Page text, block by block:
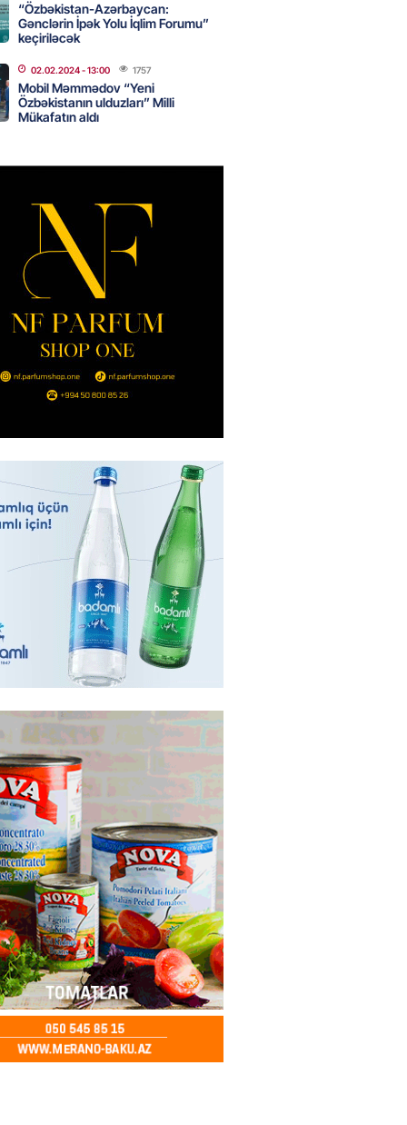
İNSİDENT: mollanı
olundu
- 15:30
musiqi terapevti
unudulmaz sənət gecəsinə
– FOTO
- 15:00
Hacıyev: Azərbaycan ərazisini
qarşı istifadəyə imkan
- 14:45 86
mənzil almaq istəyənlər
imkanları var?
84
ofisi Pezeşkianın istefası
iddiaları təkzib etdi
116
bu canlıların hücumu başlayıb?
narahatlıq yaratdı: FOTO
- 14:00 98
VƏ MÜAVİNƏTLƏR
ARTIRILACAQ? – Mühüm
- 13:45 139
yağış yağacaq
- 13:30 106
“Özbəkistan-Azərbaycan:
Gənclərin İpək Yolu İqlim Forumu”
keçiriləcək
02.02.2024- 13:00 1757
Mobil Məmmədov “Yeni
Özbəkistanın ulduzları” Milli
Mükafatın aldı